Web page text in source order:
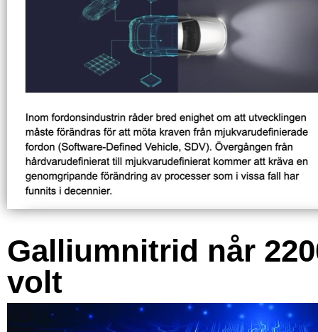
Galliumnitrid når
volt